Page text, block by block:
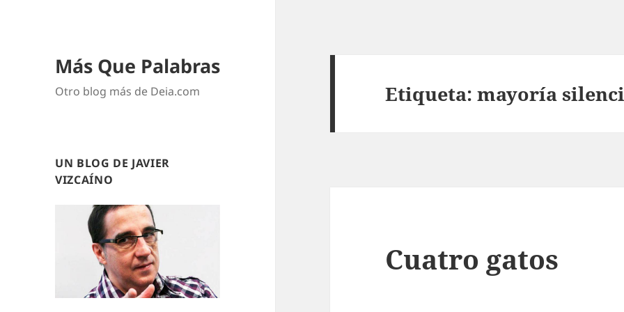
Más Que Palabras
Otro blog más de Deia.com
UN BLOG DE JAVIER
VIZCAÍNO
Etiqueta:mayoría
Cuatro gatos